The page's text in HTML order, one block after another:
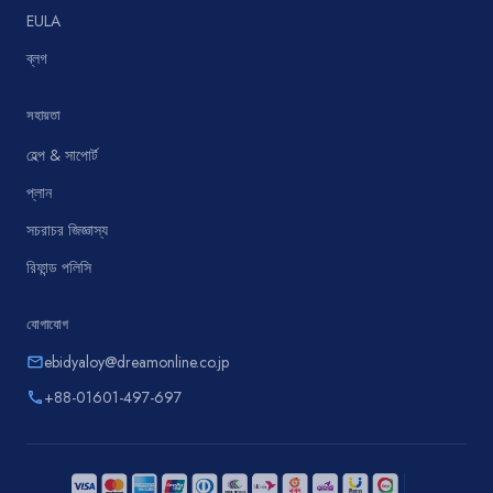
EULA
ব্লগ
সহায়তা
হেল্প & সাপোর্ট
প্লান
সচরাচর জিজ্ঞাস্য
রিফান্ড পলিসি
যোগাযোগ
emailebidyaloy@dreamonline.co.jp
phone+88-01601-497-697